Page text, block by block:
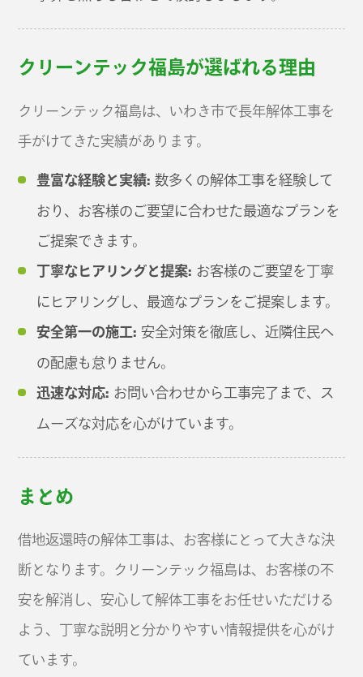
クリーンテック福島が選ばれる理由
クリーンテック福島は、いわき市で長年解体工事を
手がけてきた実績があります。
豊富な経験と実績: 数多くの解体工事を経験して
おり、お客様のご要望に合わせた最適なプランを
ご提案できます。
丁寧なヒアリングと提案: お客様のご要望を丁寧
にヒアリングし、最適なプランをご提案します。
安全第一の施工: 安全対策を徹底し、近隣住民へ
の配慮も怠りません。
迅速な対応: お問い合わせから工事完了まで、ス
ムーズな対応を心がけています。
まとめ
借地返還時の解体工事は、お客様にとって大きな決
断となります。クリーンテック福島は、お客様の不
安を解消し、安心して解体工事をお任せいただける
よう、丁寧な説明と分かりやすい情報提供を心がけ
ています。